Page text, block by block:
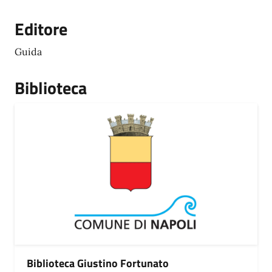
Editore
Guida
Biblioteca
Biblioteca Giustino Fortunato